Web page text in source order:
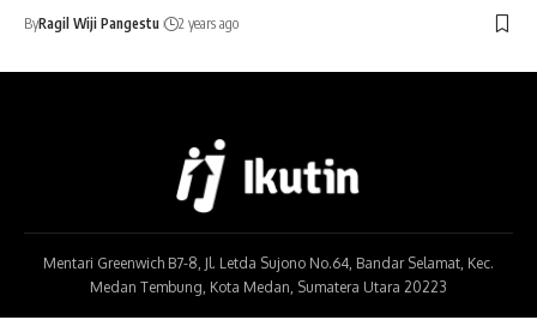
ByRagil Wiji Pangestu 2 years ago
Mentari Greenwich B7-8, Jl. Letda Sujono No.64, Bandar Selamat, Kec.
Medan Tembung, Kota Medan, Sumatera Utara 20223